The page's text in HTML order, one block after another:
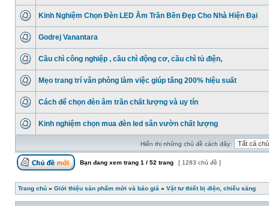
Kinh Nghiệm Chọn Đèn LED Âm Trần Bền Đẹp Cho Nhà Hiện Đại
Godrej Vanantara
Cầu chì công nghiệp , cầu chì động cơ, cầu chì tủ điện,
Mẹo trang trí văn phòng làm việc giúp tăng 200% hiệu suất
Cách để chọn đèn âm trần chất lượng và uy tín
Kinh nghiệm chọn mua đèn led sân vườn chất lượng
Hiển thị những chủ đề cách đây:
Bạn đang xem trang 1 / 52 trang [ 1283 chủ đề ]
Trang chủ » Giới thiệu sản phẩm mới và báo giá » Vật tư thiết bị điện, chiếu sáng